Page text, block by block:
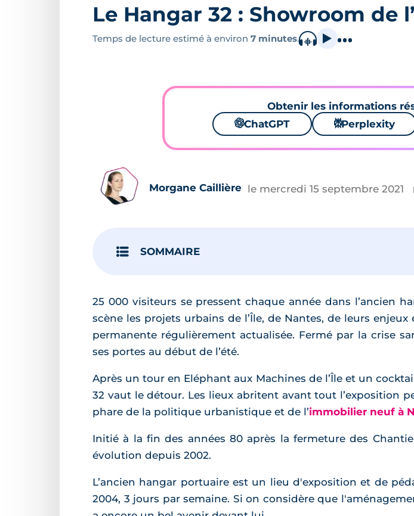
Le Hangar 32 : Showroom de
Temps de lecture estimé à environ 7 minutes.
Obtenir les informations
🌌ChatGPT ⚙Perplexity
Morgane Caillière le mercredi 15 septembre 2021
SOMMAIRE
25 000 visiteurs se pressent chaque année dans l’ancien
scène les projets urbains de l’Île, de Nantes, de leurs
permanente régulièrement actualisée. Fermé par la crise
ses portes au début de l’été.
Après un tour en Eléphant aux Machines de l’Île et un
32 vaut le détour. Les lieux abritent avant tout l’exposition
phare de la politique urbanistique et de l’immobilier neuf à
Initié à la fin des années 80 après la fermeture des
évolution depuis 2002.
L’ancien hangar portuaire est un lieu d'exposition et de
2004, 3 jours par semaine. Si on considère que